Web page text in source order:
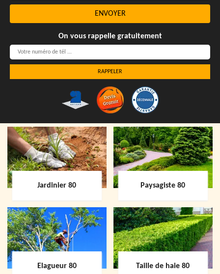
On vous rappelle gratuitement
Jardinier 80 Paysagiste 80
Elagueur 80 Taille de haie 80